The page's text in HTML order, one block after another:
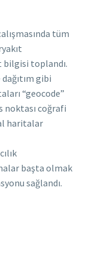
tüm
bilgisi toplandı.
gibi
“geocode”
noktası coğrafi
haritalar
başta olmak
sağlandı.